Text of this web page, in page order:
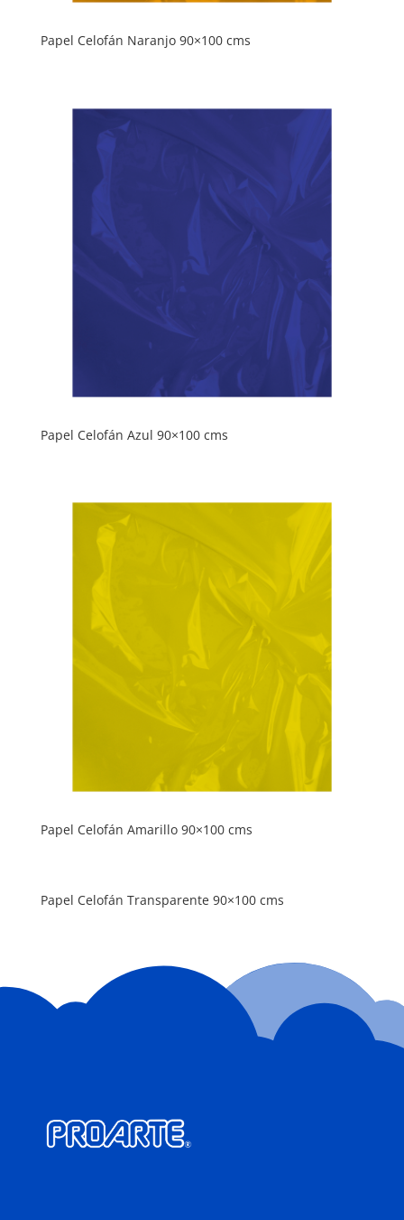
Papel Celofán Naranjo 90×100 cms
Papel Celofán Azul 90×100 cms
Papel Celofán Amarillo 90×100 cms
Papel Celofán Transparente 90×100 cms